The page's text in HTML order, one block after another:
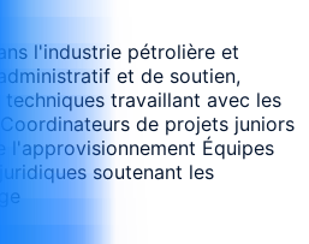
l'industrie pétrolière et
et de soutien,
travaillant avec les
de projets juniors
l'approvisionnement Équipes
soutenant les